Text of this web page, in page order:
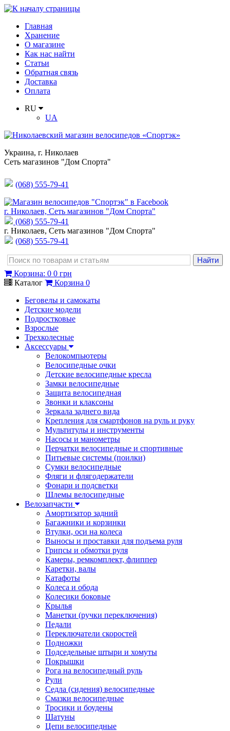
Главная
Хранение
О магазине
Как нас найти
Статьи
Обратная связь
Доставка
Оплата
RU
UA
Украина, г. Николаев
Сеть магазинов "Дом Спорта"
(068) 555-79-41
г. Николаев, Сеть магазинов "Дом Спорта"
(068) 555-79-41
г. Николаев, Сеть магазинов "Дом Спорта"
(068) 555-79-41
Корзина: 0 0 грн
Каталог
Корзина 0
Беговелы и самокаты
Детские модели
Подростковые
Взрослые
Трехколесные
Аксессуары
Велокомпьютеры
Велосипедные очки
Детские велосипедные кресла
Замки велосипедные
Защита велосипедная
Звонки и клаксоны
Зеркала заднего вида
Крепления для смартфонов на руль и руку
Мультитулы и инструменты
Насосы и манометры
Перчатки велосипедные и спортивные
Питьевые системы (поилки)
Сумки велосипедные
Фляги и флягодержатели
Фонари и подсветки
Шлемы велосипедные
Велозапчасти
Амортизатор задний
Багажники и корзинки
Втулки, оси на колеса
Выносы и проставки для подъема руля
Грипсы и обмотки руля
Камеры, ремкомплект, флиппер
Каретки, валы
Катафоты
Колеса и обода
Колесики боковые
Крылья
Манетки (ручки переключения)
Педали
Переключатели скоростей
Подножки
Подседельные штыри и хомуты
Покрышки
Рога на велосипедный руль
Рули
Седла (сидения) велосипедные
Смазки велосипедные
Тросики и боудены
Шатуны
Цепи велосипедные